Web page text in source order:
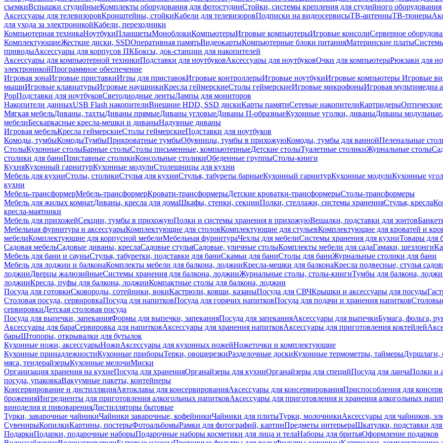
съемкиВспышки студийныеКомплекты оборудования для фотостудииСтойки, системы крепления для студийного оборудования
Аксессуары для телевизоровКронштейны, стойкиКабели для телевизоровПодписки на видеосервисыТВ-антенныТВ-тюнеры
для ухода за электроникойКабели, переходники
Компьютерная техникаНоутбукиПланшетыМоноблокиКомпьютерыИгровые компьютерыИгровые консолиСерверное
КомплектующиеЖесткие диски, SSDОперативная памятьВидеокартыКомпьютерные блоки питанияМатеринские платы
приводыАксессуары для корпусов ПКБоксы, док-станции для накопителей
Аксессуары для компьютерной техникиПодставки для ноутбуковАксессуары для ноутбуковОчки для компьютераРюкзаки для
электроникойПрограммное обеспечение
Игровая зонаИгровые приставкиИгры для приставокИгровые контроллерыИгровые ноутбукиИгровые компьютеры Игровые
мышиИгровые клавиатурыИгровые наушникиКресла геймерскиеСтолы геймерскиеИгровые микрофоныИгровая мультимедиа
PopПодставки для ноутбуковСветодиодные лентыЛампы для мониторов
Накопители данныхUSB Flash накопителиВнешние HDD, SSD дискиКарты памятиСетевые накопителиКартридеры
Мягкая мебельДиваны, тахтыДиваны прямыеДиваны угловыеДиваны П-образныеКухонные уголки, диваныДиваны модульные
мебелиБескаркасные кресла-мешки и диваныНадувные диваны
Игровая мебельКресла геймерскиеСтолы геймерскиеПодставки для ноутбуков
Комоды, тумбыКомодыТумбыПрикроватные тумбыОбувницы, тумбы в прихожуюКомоды, тумбы для ваннойПеленальные
СтолыКухонные столыБарные столыСтолы письменные, компьютерныеДетские столыТуалетные столикиЖурнальные столы
столики для баниПриставные столикиКонсольные столикиОбеденные группыСтолы-книги
КухняКухонный гарнитурКухонные модулиСтолешницы для кухни
Мебель для кухниСтолы, столикиСтулья для кухниСтулья, табуреты барныеКухонный гарнитурКухонные модулиКухонные
кухни
Мебель-трансформерМебель-трансформерКровати-трансформерыДетские кроватки-трансформерыСтолы-трансформеры
Мебель для жилых комнатДиваны, кресла для домаШкафы, стенки, секцииПолки, стеллажи, системы храненияСтулья, кресла
кресла-маятники
Мебель для прихожейСекции, тумбы в прихожуюПолки и системы хранения в прихожуюВешалки, подставки для зонтов
Мебельная фурнитура и аксессуарыКомплектующие для столовКомплектующие для стульевКомплектующие для кроватей и
мебелиКомплектующие для корпусной мебелиМебельная фурнитураЧехлы для мебелиСистемы хранения для кухниТовары для
Садовая мебельСадовые диваны, креслаСадовые стульяСадовые, уличные столыКомплекты мебели для садаГамаки, шезлонги
Мебель для бани и сауныСтулья, табуретки, подставки для баниСкамьи для баниСтолы для баниЖурнальные столики для бани
Мебель для лоджии и балконаКомплекты мебели для балкона, лоджииКресла-мешки для балконаКресла подвесные, стулья
лоджииДверцы жалюзийныеСистемы хранения для балкона, лоджииЖурнальные столы, столы-книгиТумбы для балкона,
лоджииКресла, пуфы для балкона, лоджииКомпактные столы для балкона, лоджии
Посуда для готовкиСковороды, сотейники, вокиКастрюли, ковши, казаныПосуда для СВЧКрышки и аксессуары для посуды
Столовая посуда, сервировкаПосуда для напитковПосуда для горячих напитковПосуда для подачи и хранения напитков
сервировкиДетская столовая посуда
Посуда для выпечки, запеканияФормы для выпечки, запеканияПосуда для запеканияАксессуары для выпечкиБумага, фольга,
Аксессуары для бараСервировка для напитковАксессуары для хранения напитковАксессуары для приготовления коктейлей
барыШтопоры, открывалки для бутылок
Кухонные ножи, аксессуарыНожиАксессуары для кухонных ножейНожеточки и комплектующие
Кухонные принадлежностиКухонные приборыТерки, овощерезкиРазделочные доскиКухонные термометры, таймерыДуршлаги,
мяса, тендерайзерыКухонные мелочиМиски
Организация хранения на кухнеПосуда для храненияОрганайзеры для кухниОрганайзеры для специйПосуда для ланчаПолки и
посуда, упаковкаВакуумные пакеты, контейнеры
Консервирование и дистилляцияАвтоклавы для консервированияАксессуары для консервированияПриспособления для
броженияИнгредиенты для приготовления алкогольных напитковАксессуары для приготовления и хранения алкогольных
виноделия и пивоваренияДистилляторы бытовые
Турки, заварочные чайникиЧайники заварочные, кофейникиЧайники для плитыТурки, молочникиАксессуары для чайников,
СувенирыКопилкиКартины, постерыФотоальбомыРамки для фотографий, картинПредметы интерьераШкатулки, подставки
ПодаркиПодарки, подарочные наборыПодарочные наборы косметики для лица и телаНаборы для бритьяОформление подарков